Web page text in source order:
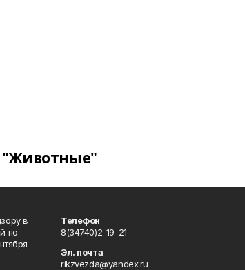
"Животные"
в
по
Телефон
8(34740)2-19-21
Эл. почта
rikzvezda@yandex.ru